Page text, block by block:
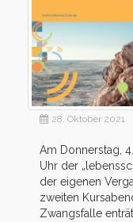
28. Oktober 2021
Am Donnerstag,
Uhr der
der eigenen
zweiten
Zwangsfalle